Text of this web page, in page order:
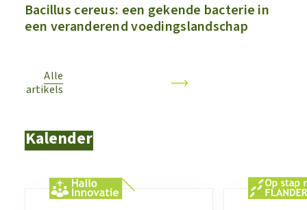
Bacillus cereus: een gekende bacterie in
een veranderend voedingslandschap
Alle
artikels
Kalender